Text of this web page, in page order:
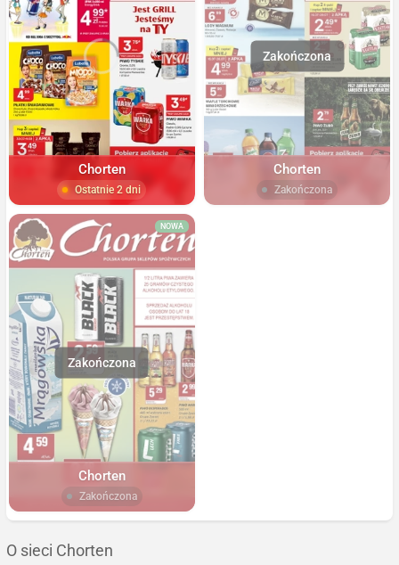
Chorten
Ostatnie 2 dni
Chorten
Zakończona
NOWA
Chorten
Zakończona
O sieci Chorten